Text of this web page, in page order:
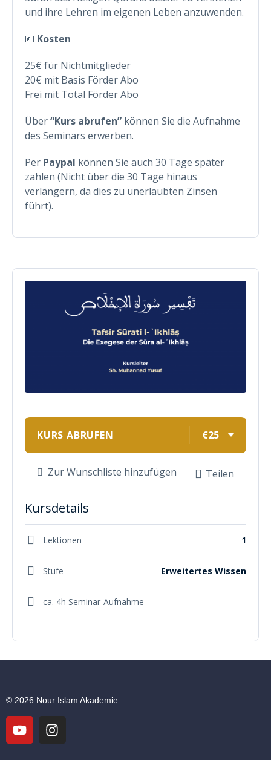
und ihre Lehren im eigenen Leben anzuwenden.
💶 Kosten
25€ für Nichtmitglieder
20€ mit Basis Förder Abo
Frei mit Total Förder Abo
Über“Kurs abrufen” können Sie die Aufnahme
des Seminars erwerben.
Per Paypal können Sie auch 30 Tage später
zahlen (Nicht über die 30 Tage hinaus
verlängern, da dies zu unerlaubten Zinsen
führt).
KURS ABRUFEN €25
Zur Wunschliste hinzufügen Teilen
Kursdetails
Lektionen 1
Stufe Erweitertes Wissen
ca. 4h Seminar-Aufnahme
© 2026 Nour Islam Akademie